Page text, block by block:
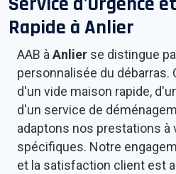
Rapide àAnlier
AAB àAnlier se distingue
personnalisée du débarras.
d'un vide maison rapide,
d'un service de
adaptons nos prestations à
spécifiques. Notre
et la satisfaction client est